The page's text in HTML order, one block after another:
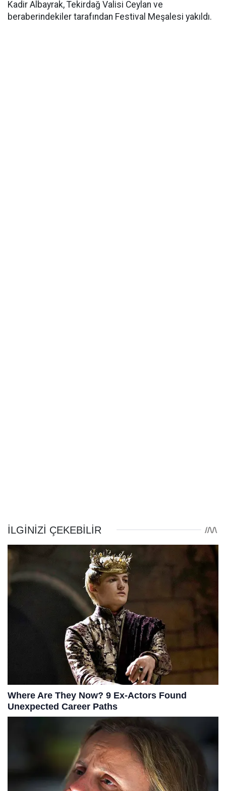
Kadir Albayrak, Tekirdağ Valisi Ceylan ve
beraberindekiler tarafından Festival Meşalesi yakıldı.